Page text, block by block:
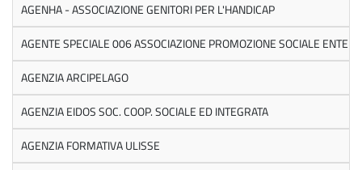
AGENHA - ASSOCIAZIONE GENITORI PER L'HANDICAP
AGENTE SPECIALE 006 ASSOCIAZIONE PROMOZIONE SOCIALE ENTE
AGENZIA ARCIPELAGO
AGENZIA EIDOS SOC. COOP. SOCIALE ED INTEGRATA
AGENZIA FORMATIVA ULISSE